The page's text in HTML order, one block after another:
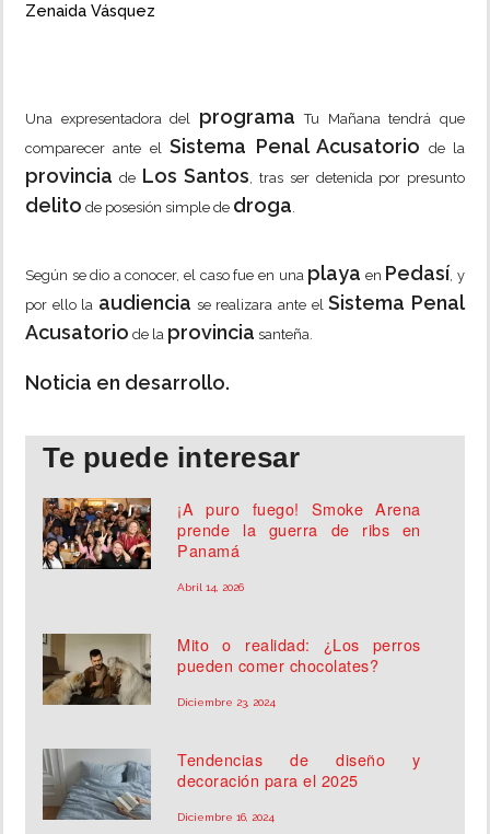
Zenaida Vásquez
Una expresentadora del programa Tu Mañana tendrá que
comparecer ante elSistema Penal Acusatorio de la
provincia de Los Santos, tras ser detenida por presunto
delito de posesión simple de droga.
Según se dio a conocer, el caso fue en una playa en Pedasí, y
por ello la audiencia se realizara ante elSistema Penal
Acusatorio de la provincia santeña.
Noticia en desarrollo.
Te puede interesar
¡A puro fuego! Smoke Arena
prende la guerra de ribs en
Panamá
Abril 14, 2026
Mito o realidad: ¿Los perros
pueden comer chocolates?
Diciembre 23, 2024
Tendencias de diseño y
decoración para el 2025
Diciembre 16, 2024